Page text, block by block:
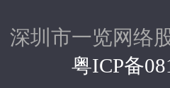
深圳市一览网络
粤ICP备